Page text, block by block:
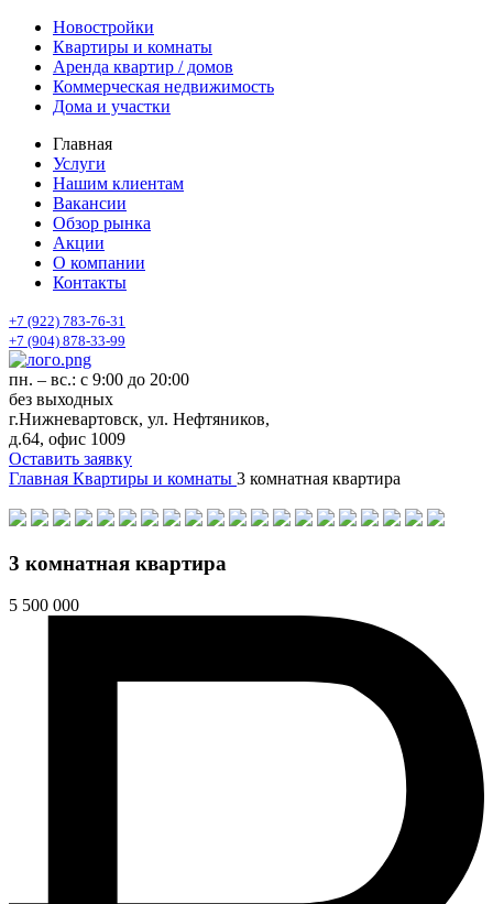
Новостройки
Квартиры и комнаты
Аренда квартир / домов
Коммерческая недвижимость
Дома и участки
Главная
Услуги
Нашим клиентам
Вакансии
Обзор рынка
Акции
О компании
Контакты
+7 (922) 783-76-31
+7 (904) 878-33-99
пн. – вс.: с 9:00 до 20:00
без выходных
г.Нижневартовск, ул. Нефтяников,
д.64, офис 1009
Оставить заявку
Главная Квартиры и комнаты 3 комнатная квартира
3 комнатная квартира
5 500 000